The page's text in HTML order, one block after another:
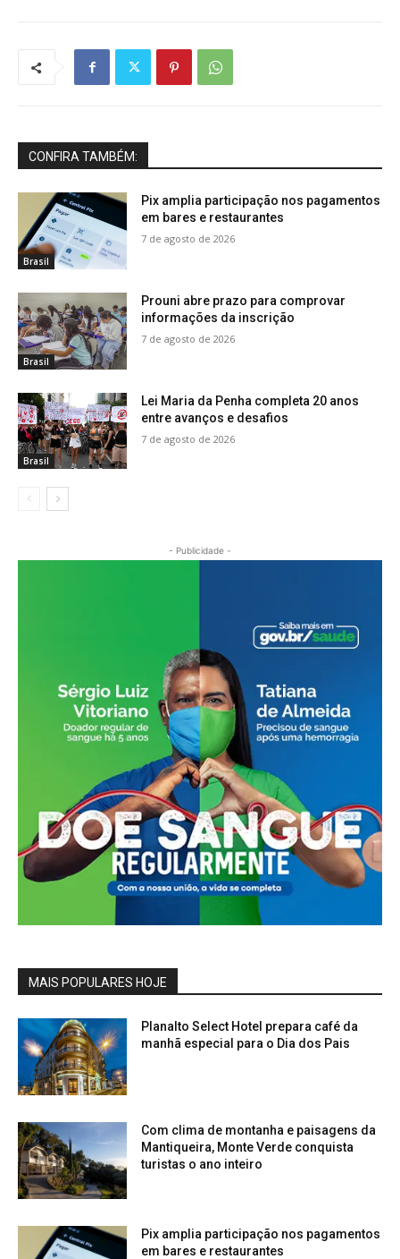
CONFIRA TAMBÉM:
Brasil
Pix amplia participação nos pagamentos
em bares e restaurantes
7 de agosto de 2026
Brasil
Prouni abre prazo para comprovar
informações da inscrição
7 de agosto de 2026
Brasil
Lei Maria da Penha completa 20 anos
entre avanços e desafios
7 de agosto de 2026
- Publicidade -
MAIS POPULARES HOJE
Planalto Select Hotel prepara café da
manhã especial para o Dia dos Pais
Com clima de montanha e paisagens da
Mantiqueira, Monte Verde conquista
turistas o ano inteiro
Pix amplia participação nos pagamentos
em bares e restaurantes